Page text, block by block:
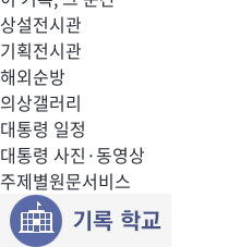
상설전시관
기획전시관
해외순방
의상갤러리
대통령 일정
대통령 사진·동영상
주제별원문서비스